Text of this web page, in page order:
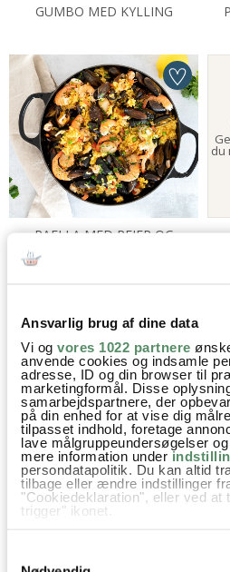
Ansvarlig brug af dine data
Vi og vores 1022 partnere
anvende cookies og indsamle
adresse, ID og din browser til
marketingformål. Disse
samarbejdspartnere, der
på din enhed for at vise dig
tilpasset indhold, foretage
lave målgruppeundersøgelser
mere information under
persondatapolitik. Du kan altid
tilbage eller ændre indstillinger
"Cookiedeklaration", eller ved at
trigger" ikonet.
Indsamle præcise
der kan være nøjagtig inden
GUMBO MED KYLLING
PAELLA MED REJER OG
du
TACOSKÅLE MED OKSEKØD